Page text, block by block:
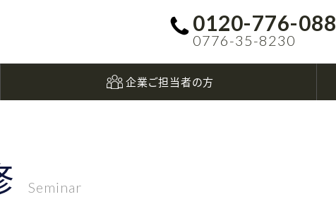
0120-776-088
0776-35-8230
企業ご担当者の方
Seminar